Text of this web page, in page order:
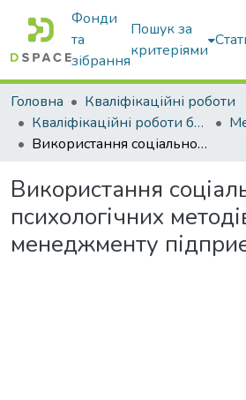
Фонди
та
зібрання
Пошук за
критеріями
Головна
Кваліфікаційні роботи
Кваліфікаційні роботи бакалаврів
Використання соціально-психологічних методів менеджменту підприємств
Використання
психологічних
менеджменту